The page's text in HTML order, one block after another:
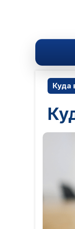
Куда